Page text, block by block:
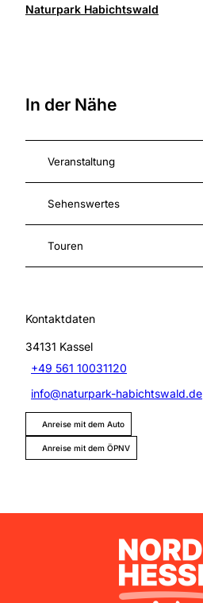
Naturpark Habichtswald
In der Nähe
Veranstaltung
Sehenswertes
Touren
Kontaktdaten
34131 Kassel
+49 561 10031120
info@naturpark-habichtswald.de
Anreise mit dem Auto
Anreise mit dem ÖPNV